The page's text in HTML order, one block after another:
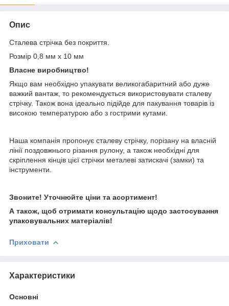
Опис
Сталева стрічка без покриття.
Розмір 0,8 мм х 10 мм
Власне виробництво!
Якщо вам необхідно упакувати великогабаритний або дуже
важкий вантаж, то рекомендується використовувати сталеву
стрічку. Також вона ідеально підійде для пакування товарів із
високою температурою або з гострими кутами.
Наша компанія пропонує сталеву стрічку, порізану на власній
лінії поздовжнього різання рулону, а також необхідні для
скріплення кінців цієї стрічки металеві затискачі (замки) та
інструменти.
Звоните! Уточнюйте ціни та асортимент!
А також, щоб отримати консультацію щодо застосування
упаковувальних матеріалів!
Приховати
Характеристики
Основні